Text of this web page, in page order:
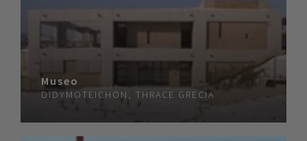
Museo
DIDYMOTEICHON, THRACE GRECIA